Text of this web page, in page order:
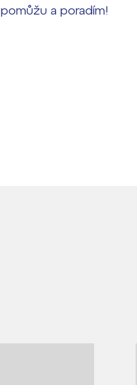
pomůžu a poradím!
Proč se stát žákem ZŠ